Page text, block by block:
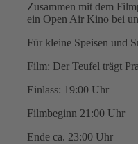
Zusammen mit dem
ein Open Air Kino bei
Für kleine Speisen und
Film: Der Teufel trägt
Einlass: 19:00 Uhr
Filmbeginn 21:00 Uhr
Ende ca. 23:00 Uhr